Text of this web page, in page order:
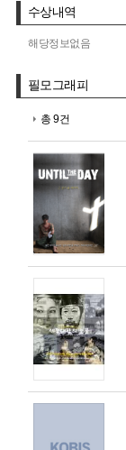
수상내역
해당정보없음
필모그래피
총 9건